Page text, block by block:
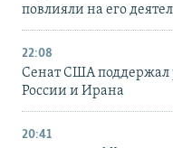
повлияли на его
22:08
Сенат США поддержал
России и Ирана
20:41